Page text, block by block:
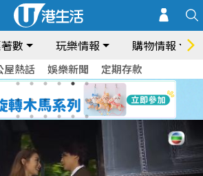
數 玩樂情報 購物情報
屋熱話 娛樂新聞 定期存款